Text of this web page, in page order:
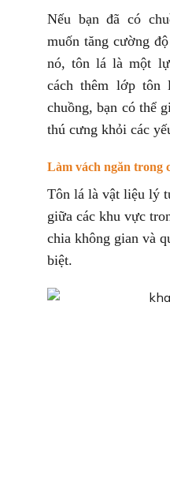
Nếu bạn đã có
muốn tăng cường
nó, tôn lá là một
cách thêm lớp tôn
chuồng, bạn có thể
thú cưng khỏi các
Làm vách ngăn trong
Tôn lá là vật liệu lý
giữa các khu vực
chia không gian và
biệt.